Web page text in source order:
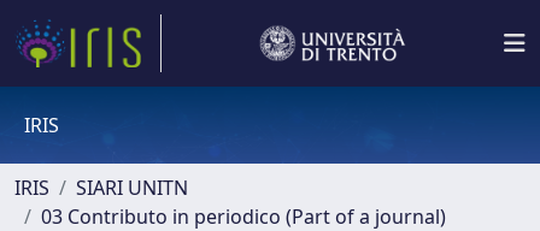
IRIS
IRIS
SIARI UNITN
03 Contributo in periodico (Part of a journal)